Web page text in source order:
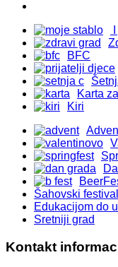
BFC
Karta
Kiri
Šahovski festival
Edukacijom do
Sretniji grad
Kontakt